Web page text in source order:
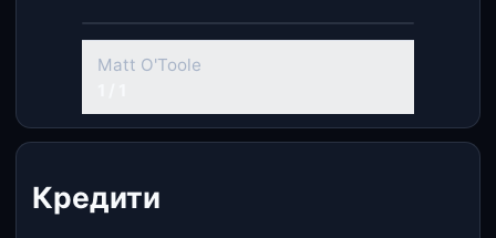
Matt O'Toole
Кредити